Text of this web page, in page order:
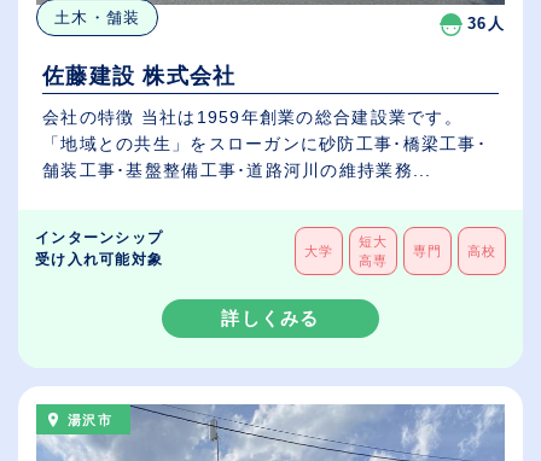
土木・舗装 36人
佐藤建設 株式会社
会社の特徴 当社は1959年創業の総合建設業です。
「地域との共生」をスローガンに砂防工事･橋梁工事･
舗装工事･基盤整備工事･道路河川の維持業務...
インターンシップ
受け入れ可能対象
大学
短大
高専
専門 高校
詳しくみる
湯沢市